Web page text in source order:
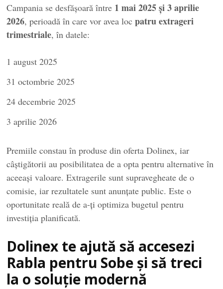
Campania se desfășoară între 1 mai 2025 și 3 aprilie
2026, perioadă în care vor avea locpatru extrageri
trimestriale, în datele:
1 august 2025
31 octombrie 2025
24 decembrie 2025
3 aprilie 2026
Premiile constau în produse din oferta Dolinex, iar
câștigătorii au posibilitatea de a opta pentru alternative în
aceeași valoare. Extragerile sunt supravegheate de o
comisie, iar rezultatele sunt anunțate public. Este o
oportunitate reală de a-ți optimiza bugetul pentru
investiția planificată.
Dolinex te ajută să accesezi
Rabla pentru Sobe și să treci
la o soluție modernă